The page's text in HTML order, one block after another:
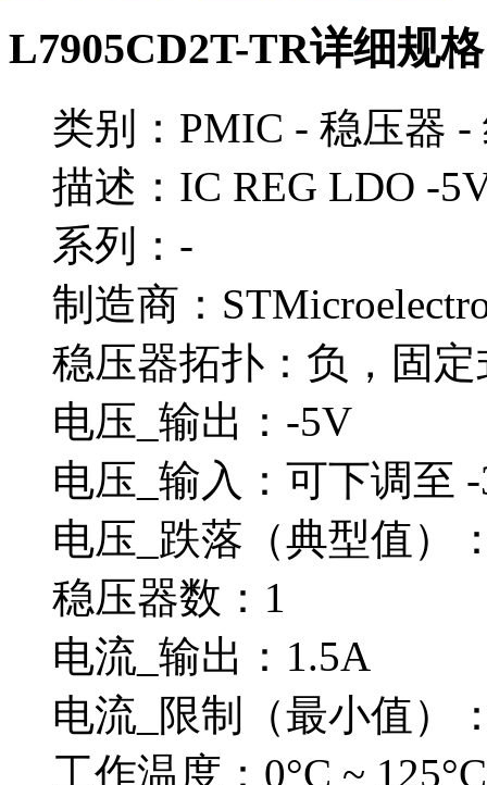
L7905CD2T-TR详细规格
类别：PMIC - 稳压器 -
描述：IC REG LDO -
系列：-
制造商：
稳压器拓扑：负，固定
电压_输出：-5V
电压_输入：可下调至
电压_跌落（典型值）
稳压器数：1
电流_输出：1.5A
电流_限制（最小值）
工作温度：0°C ~ 125°C